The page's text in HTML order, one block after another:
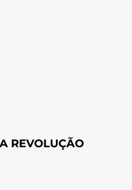
REVOLUÇÃO